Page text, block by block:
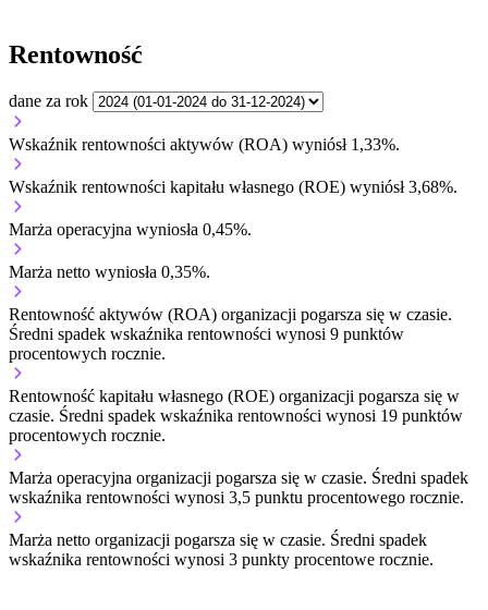
Rentowność
dane za rok
Wskaźnik rentowności aktywów (ROA) wyniósł 1,33%.
Wskaźnik rentowności kapitału własnego (ROE) wyniósł 3,68%.
Marża operacyjna wyniosła 0,45%.
Marża netto wyniosła 0,35%.
Rentowność aktywów (ROA) organizacji pogarsza się w czasie.
Średni spadek wskaźnika rentowności wynosi 9 punktów
procentowych rocznie.
Rentowność kapitału własnego (ROE) organizacji pogarsza się w
czasie. Średni spadek wskaźnika rentowności wynosi 19 punktów
procentowych rocznie.
Marża operacyjna organizacji pogarsza się w czasie. Średni spadek
wskaźnika rentowności wynosi 3,5 punktu procentowego rocznie.
Marża netto organizacji pogarsza się w czasie. Średni spadek
wskaźnika rentowności wynosi 3 punkty procentowe rocznie.